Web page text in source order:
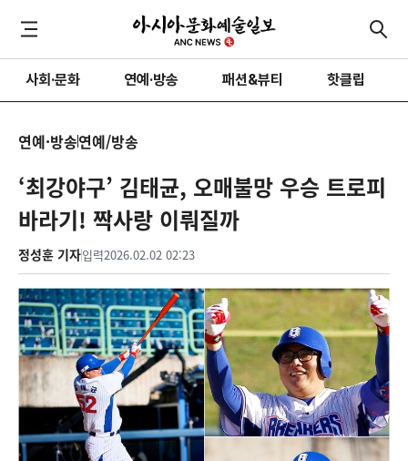
사회·문화 연예·방송 패션&뷰티 핫클립
연예·방송연예/방송
‘최강야구’ 김태균, 오매불망 우승 트로피
바라기! 짝사랑 이뤄질까
정성훈 기자입력2026.02.02 02:23